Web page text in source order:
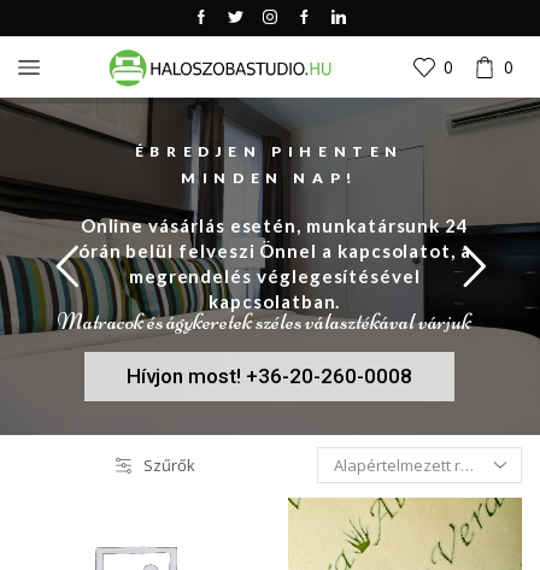
0 0
ÉBREDJEN PIHENTEN
MINDEN NAP!
Matracok és ágykeretek széles választékával várjuk
Online vásárlás esetén, munkatársunk 24
órán belül felveszi Önnel a kapcsolatot, a
megrendelés véglegesítésével
kapcsolatban.
Hívjon most! +36-20-260-0008
Szűrők